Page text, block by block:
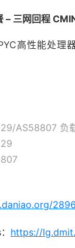
– 三网回程
高性能处理
AS58807 负
https://